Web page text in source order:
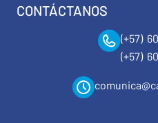
CONTÁCTANOS
(+57)
(+57)